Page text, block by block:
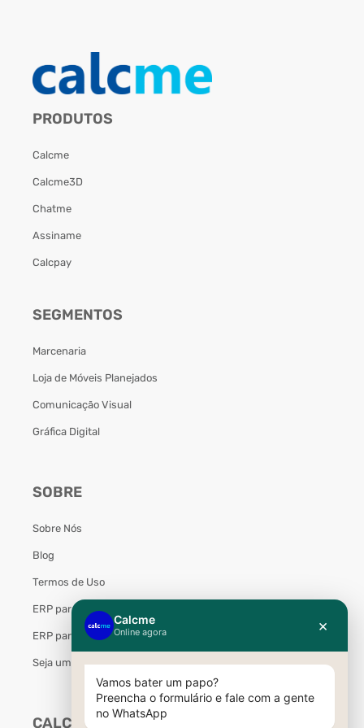
PRODUTOS
Calcme
Calcme3D
Chatme
Assiname
Calcpay
SEGMENTOS
Marcenaria
Loja de Móveis Planejados
Comunicação Visual
Gráfica Digital
SOBRE
Sobre Nós
Blog
Termos de Uso
ERP para Marcenaria
ERP para Móveis Planejados
Seja um Parceiro Calcme
CALCME